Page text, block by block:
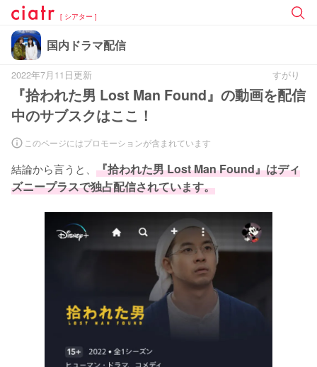
[ シアター ]
国内ドラマ配信
2022年7月11日更新 すがり
『拾われた男 Lost Man Found』の動画を配信
中のサブスクはここ！
このページにはプロモーションが含まれています
結論から言うと、 『拾われた男 Lost Man Found』はディ
ズニープラスで独占配信されています。